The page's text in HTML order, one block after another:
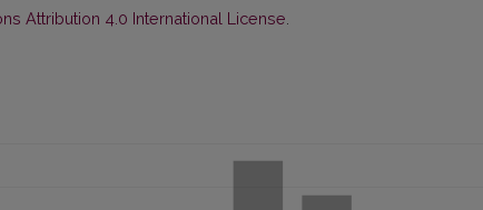
Attribution 4.0 International License